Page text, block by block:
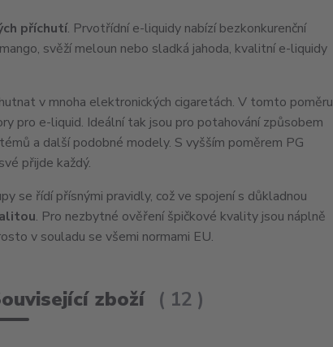
příchutí. Prvotřídní e-liquidy nabízí bezkonkurenční
svěží meloun nebo sladká jahoda, kvalitní e-liquidy
v mnoha elektronických cigaretách. V tomto poměru
pro e-liquid. Ideální tak jsou pro potahování způsobem
a další podobné modely. S vyšším poměrem PG
přijde každý.
se řídí přísnými pravidly, což ve spojení s důkladnou
. Pro nezbytné ověření špičkové kvality jsou náplně
v souladu se všemi normami EU.
zboží 12